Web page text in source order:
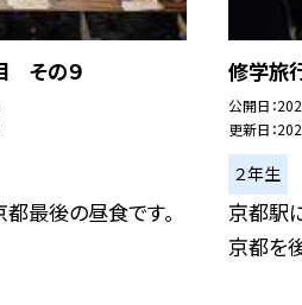
その９
最後の昼食です。
修学旅
公開日
更新日
２年生
京都駅
京都を